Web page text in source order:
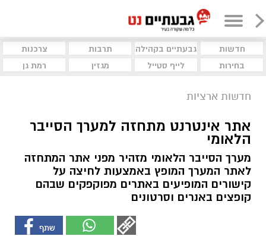
חדשות גבעתיים בקהילה תרבות
צרכנות
בחירות
לייף סטייל מגזין רמת גן
חדשות ארציות
אתר אינטרנט מתחזה למערך הסייבר
הלאומי
מערך הסייבר הלאומי מזהיר מפני אתר המתחזה
לאתר המערך המופץ באמצעות לחיצה על
קישורים המופיעים באתרים מפוקפקים שבהם
קופצים באנרים וסרטונים